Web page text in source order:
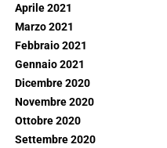
Aprile 2021
Marzo 2021
Febbraio 2021
Gennaio 2021
Dicembre 2020
Novembre 2020
Ottobre 2020
Settembre 2020